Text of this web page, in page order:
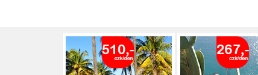
číst :celý článek